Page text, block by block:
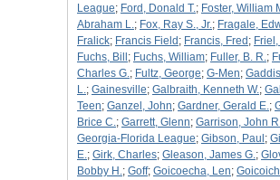
League; Ford, Donald T.; Foster, William
Abraham L.; Fox, Ray S., Jr.; Fragale,
Fralick; Francis Field ; Francis, Fred ; Friel,
Fuchs, Bill ; Fuchs, William; Fuller, B. R.;
Charles G.; Fultz, George; G-Men;
L.; Gainesville; Galbraith, Kenneth W.;
Teen; Ganzel, John; Gardner, Gerald E.;
Brice C.; Garrett, Glenn; Garrison, John
Georgia-Florida League; Gibson, Paul ;
E.; Girk, Charles; Gleason, James G.;
Bobby H.; Goff; Goicoecha, Len;